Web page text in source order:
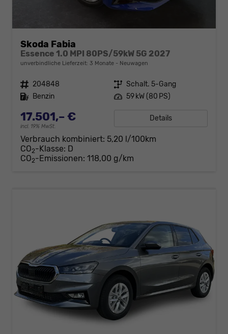
Skoda Fabia
Essence 1.0 MPI 80PS/59kW 5G 2027
unverbindliche Lieferzeit: 3 Monate Neuwagen
Fahrzeugnr. 204848 Getriebe Schalt. 5-Gang
Kraftstoff Benzin Leistung 59 kW (80 PS)
17.501,– €
incl. 19% MwSt.
Details
Verbrauch kombiniert: 5,20 l/100km
CO2-Klasse: D
CO2-Emissionen: 118,00 g/km